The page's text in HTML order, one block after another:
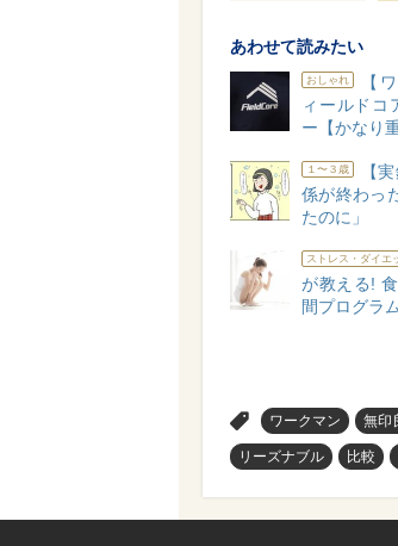
あわせて読みたい
おしゃれ
【
ィールドコ
ー【かなり
１〜３歳
【
係が終わっ
たのに」
ストレス・ダイエ
が教える!
間プログラ
ワークマン 無印
リーズナブル 比較